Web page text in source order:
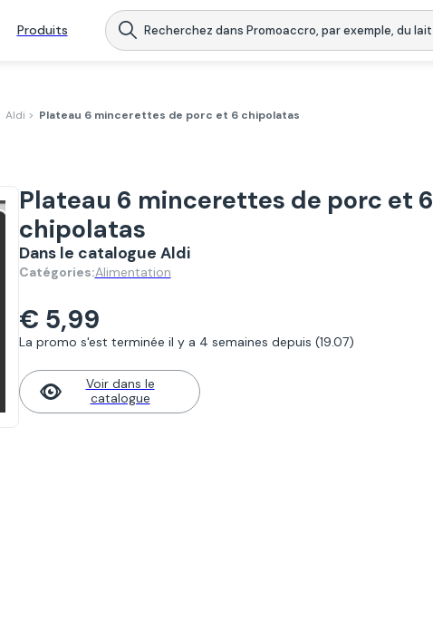
Produits
Aldi > Plateau 6 mincerettes de porc et 6 chipolatas
Plateau 6 mincerettes de porc et 6
chipolatas
Dans le catalogue Aldi
Catégories:Alimentation
€ 5,99
La promo s'est terminée il y a 4 semaines depuis (19.07)
Voir dans le
catalogue